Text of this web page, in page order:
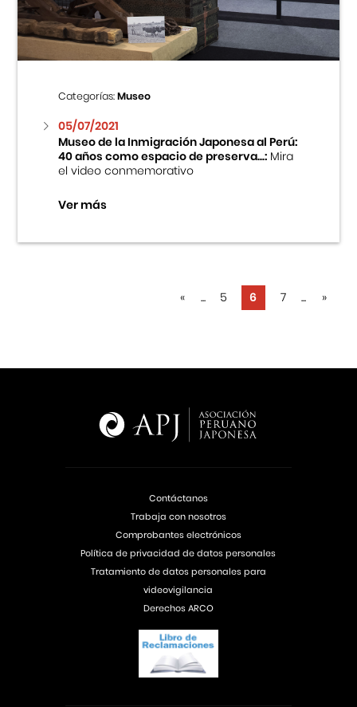
Categorías:Museo
05/07/2021
Museo de la Inmigración Japonesa al Perú:
40 años como espacio de preserva...:Mira
el video conmemorativo
Ver más
« ... 5 6 7 ... »
Contáctanos
Trabaja con nosotros
Comprobantes electrónicos
Política de privacidad de datos personales
Tratamiento de datos personales para
videovigilancia
Derechos ARCO